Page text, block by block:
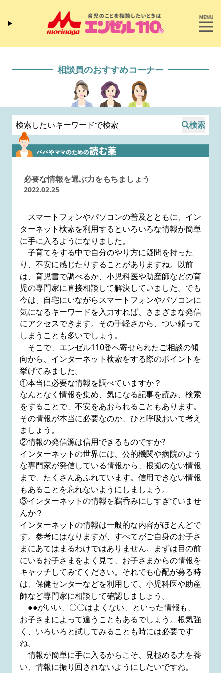
相談員のおすすめコーナー
検索
必要な情報を選ぶ力をもちましょう
2022.02.25
スマートフォンやパソコンの普及とともに、イン
ターネット検索を利用するといろいろな情報が簡単
に手に入るようになりました。
子育てをする中で自分のやり方に疑問を持った
り、不安に感じたりすることがありますね。以前
は、育児書で調べるか、小児科医や助産師などの育
児の専門家に直接相談して解決していました。でも
今は、自宅にいながらスマートフォンやパソコンに
気になるキーワードを入力すれば、さまざまな発信
にアクセスできます。その手軽さから、つい頼って
しまうことも多いでしょう。
そこで、エンゼル110番へ寄せられたご相談の傾
向から、インターネット検索をする際のポイントを
挙げてみました。
①本当に必要な情報を調べていますか？
なんとなく情報を集め、気になる記事を読み、検索
をすることで、不安をあおられることもあります。
その情報が本当に必要なのか、ひと呼吸おいて考え
ましょう。
②情報の発信源は信用できるものですか?
インターネットの世界には、公的機関や病院のよう
な専門家が発信している情報から、根拠のない情報
まで、たくさんあふれています。信用できない情報
もあることを忘れないようにしましょう。
③インターネットの情報を鵜呑みにしすぎていませ
んか？
インターネットの情報は一般的な内容がほとんどで
す。参考にはなりますが、すべてがご自身のお子さ
まにあてはまるわけではありません。まずは目の前
にいるお子さまをよく見て、お子さまからの情報を
キャッチしてみてください。それでも心配が募る時
は、保健センターなどを利用して、小児科医や助産
師など専門家に相談して確認しましょう。
●●がいい、〇〇はよくない、といった情報も、
お子さまによって違うこともあるでしょう。根気強
く、いろいろと試してみることも時には必要です
ね。
情報が簡単に手に入るからこそ、見極める力を養
い、情報に振り回されないようにしたいですね。